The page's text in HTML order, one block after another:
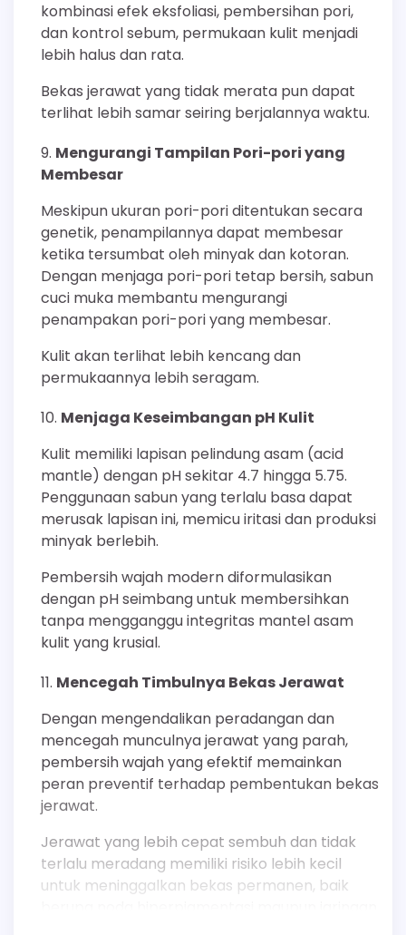
kombinasi efek eksfoliasi, pembersihan pori,
dan kontrol sebum, permukaan kulit menjadi
lebih halus dan rata.
Bekas jerawat yang tidak merata pun dapat
terlihat lebih samar seiring berjalannya waktu.
Mengurangi Tampilan Pori-pori yang
Membesar
Meskipun ukuran pori-pori ditentukan secara
genetik, penampilannya dapat membesar
ketika tersumbat oleh minyak dan kotoran.
Dengan menjaga pori-pori tetap bersih, sabun
cuci muka membantu mengurangi
penampakan pori-pori yang membesar.
Kulit akan terlihat lebih kencang dan
permukaannya lebih seragam.
Menjaga Keseimbangan pH Kulit
Kulit memiliki lapisan pelindung asam (acid
mantle) dengan pH sekitar 4.7 hingga 5.75.
Penggunaan sabun yang terlalu basa dapat
merusak lapisan ini, memicu iritasi dan produksi
minyak berlebih.
Pembersih wajah modern diformulasikan
dengan pH seimbang untuk membersihkan
tanpa mengganggu integritas mantel asam
kulit yang krusial.
Mencegah Timbulnya Bekas Jerawat
Dengan mengendalikan peradangan dan
mencegah munculnya jerawat yang parah,
pembersih wajah yang efektif memainkan
peran preventif terhadap pembentukan bekas
jerawat.
Jerawat yang lebih cepat sembuh dan tidak
terlalu meradang memiliki risiko lebih kecil
untuk meninggalkan bekas permanen, baik